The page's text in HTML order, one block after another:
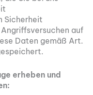
Sicherheit
auf
Daten gemäß Art.
erheben und